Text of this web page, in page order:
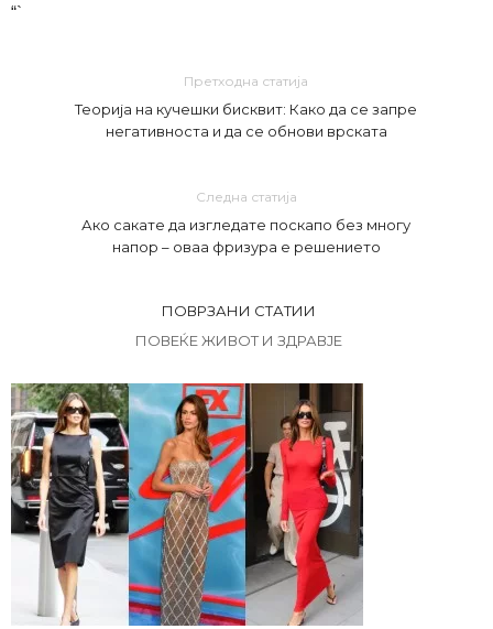
“`
Претходна статија
Теорија на кучешки бисквит: Како да се запре
негативноста и да се обнови врската
Следна статија
Ако сакате да изгледате поскапо без многу
напор – оваа фризура е решението
ПОВРЗАНИ СТАТИИ
ПОВЕЌЕ ЖИВОТ И ЗДРАВЈЕ